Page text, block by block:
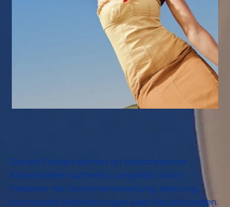
Dunkle Flecken können an verschiedenen
Körperstellen auftreten, ausgelöst durch
Faktoren wie Sonneneinstrahlung, Alterung,
hormonelle Veränderungen oder Hautreizungen.